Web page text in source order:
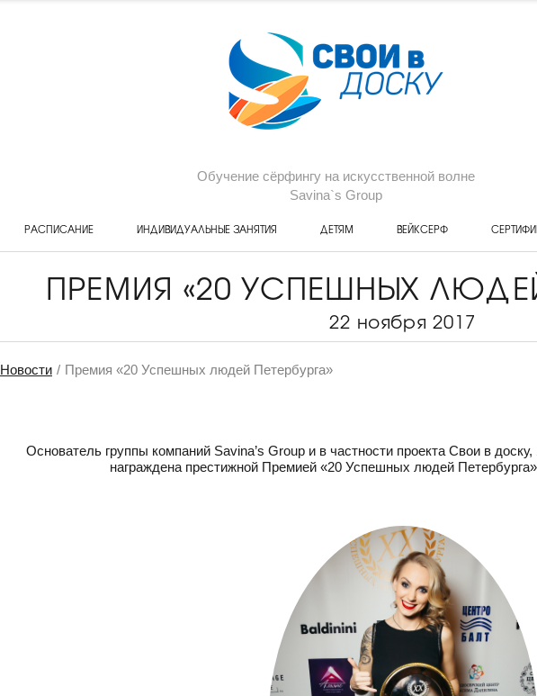
Обучение сёрфингу на искусственной волне
Savina`s Group
РАСПИСАНИЕ ИНДИВИДУАЛЬНЫЕ ЗАНЯТИЯ ДЕТЯМ ВЕЙКСЕРФ
ПРЕМИЯ «20 УСПЕШНЫХ
22 ноября 2017
Новости Премия «20 Успешных людей Петербурга»
Основатель группы компаний Savina’s Group и в частности проекта Свои в
награждена престижной Премией «20 Успешных людей